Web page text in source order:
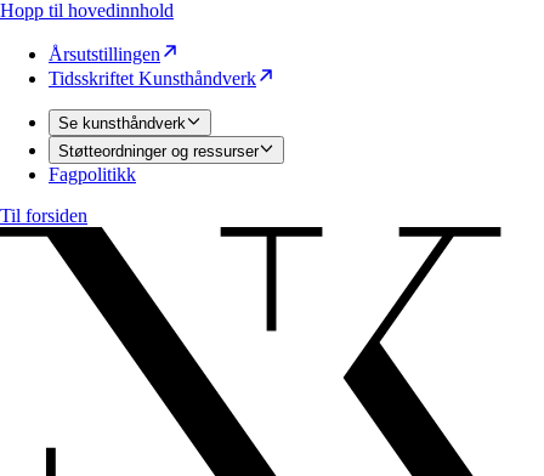
Hopp til hovedinnhold
Årsutstillingen
Tidsskriftet Kunsthåndverk
Se kunsthåndverk
Støtteordninger og ressurser
Fagpolitikk
Til forsiden